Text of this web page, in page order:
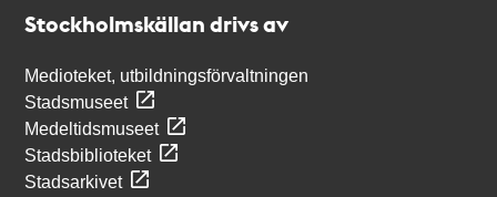
Stockholmskällan drivs av
Medioteket, utbildningsförvaltningen
Stadsmuseet
Medeltidsmuseet
Stadsbiblioteket
Stadsarkivet